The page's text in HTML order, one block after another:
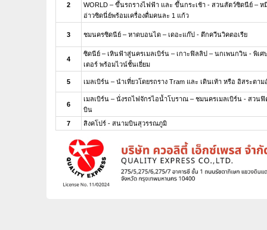
2
WORLD – ขึ้นรถรางไฟฟ้า และ ขึ้นกระเช้า - สวนสัตว์ซิดนีย์ – ห
อ่าวซิดนี่ย์พร้อมเครื่องดื่มคนละ 1 แก้ว
3 ชมนครซิดนีย์ – หาดบอนได – เดอะแก๊ป - ตึกควีนวิคตอเรีย
4
ซิดนีย์ – เหินฟ้าสู่นครเมลเบิร์น – เกาะฟิลลิป – นกเพนกวิน - พิเศ
เตอร์ พร้อมไวน์ชั้นเยี่ยม
5 เมลเบิร์น – นำเที่ยวโดยรถราง Tram และ เดินเท้า หรือ อิสระตาม
6
เมลเบิร์น – นั่งรถไฟจักรไอน้ำโบราณ – ชมนครเมลเบิร์น - สวน
บิน
7
สิงคโปร์ - สนามบินสุวรรณภูมิ